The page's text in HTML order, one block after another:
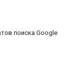
поиска Google